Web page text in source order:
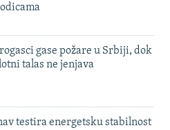
gase požare u Srbiji, dok
talas ne jenjava
testira energetsku stabilnost